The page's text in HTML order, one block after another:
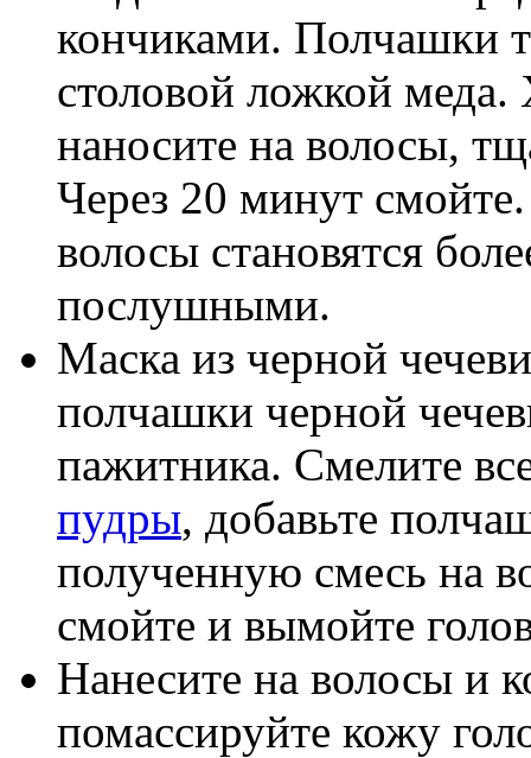
кончиками. Полчашки
столовой ложкой
наносите на волосы,
Через 20 минут
волосы становятся
послушными.
Маска из черной
полчашки черной
пажитника. Смелите
пудры, добавьте
полученную смесь на
смойте и вымойте
Нанесите на волосы и
помассируйте кожу